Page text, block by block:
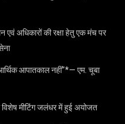
एवं अधिकारों की रक्षा हेतु एक मंच पर
आपातकाल नहीं”*— एम. चूबा
विशेष मीटिंग जलंधर में हुई अयोजत